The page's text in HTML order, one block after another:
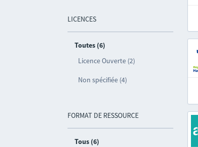
LICENCES
Toutes (6)
Licence Ouverte (2)
Non spécifiée (4)
FORMAT DE RESSOURCE
Tous (6)